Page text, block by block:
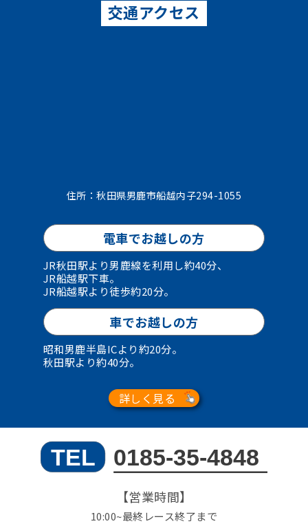
交通アクセス
住所：秋田県男鹿市船越内子294-1055
電車でお越しの方
JR秋田駅より男鹿線を利用し約40分、
JR船越駅下車。
JR船越駅より徒歩約20分。
車でお越しの方
昭和男鹿半島ICより約20分。
秋田駅より約40分。
詳しく見る
【営業時間】
10:00~最終レース終了まで